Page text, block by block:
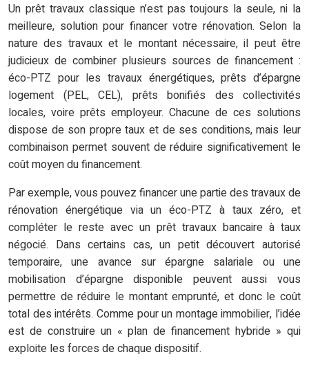
Un prêt travaux classique n’est pas toujours la seule, ni la
meilleure, solution pour financer votre rénovation. Selon la
nature des travaux et le montant nécessaire, il peut être
judicieux de combiner plusieurs sources de financement :
éco-PTZ pour les travaux énergétiques, prêts d’épargne
logement (PEL, CEL), prêts bonifiés des collectivités
locales, voire prêts employeur. Chacune de ces solutions
dispose de son propre taux et de ses conditions, mais leur
combinaison permet souvent de réduire significativement le
coût moyen du financement.
Par exemple, vous pouvez financer une partie des travaux de
rénovation énergétique via un éco-PTZ à taux zéro, et
compléter le reste avec un prêt travaux bancaire à taux
négocié. Dans certains cas, un petit découvert autorisé
temporaire, une avance sur épargne salariale ou une
mobilisation d’épargne disponible peuvent aussi vous
permettre de réduire le montant emprunté, et donc le coût
total des intérêts. Comme pour un montage immobilier, l’idée
est de construire un « plan de financement hybride » qui
exploite les forces de chaque dispositif.